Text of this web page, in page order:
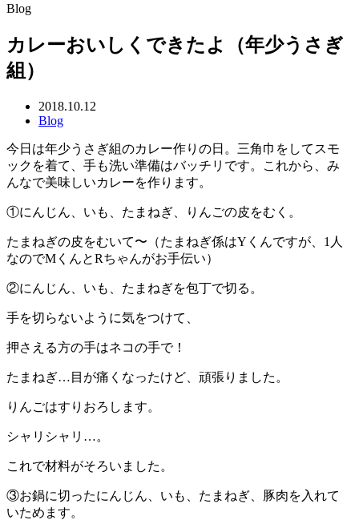
Blog
カレーおいしくできたよ（年少うさぎ
組）
2018.10.12
Blog
今日は年少うさぎ組のカレー作りの日。三角巾をしてスモ
ックを着て、手も洗い準備はバッチリです。これから、み
んなで美味しいカレーを作ります。
①にんじん、いも、たまねぎ、りんごの皮をむく。
たまねぎの皮をむいて〜（たまねぎ係はYくんですが、1人
なのでMくんとRちゃんがお手伝い）
②にんじん、いも、たまねぎを包丁で切る。
手を切らないように気をつけて、
押さえる方の手はネコの手で！
たまねぎ…目が痛くなったけど、頑張りました。
りんごはすりおろします。
シャリシャリ…。
これで材料がそろいました。
③お鍋に切ったにんじん、いも、たまねぎ、豚肉を入れて
いためます。